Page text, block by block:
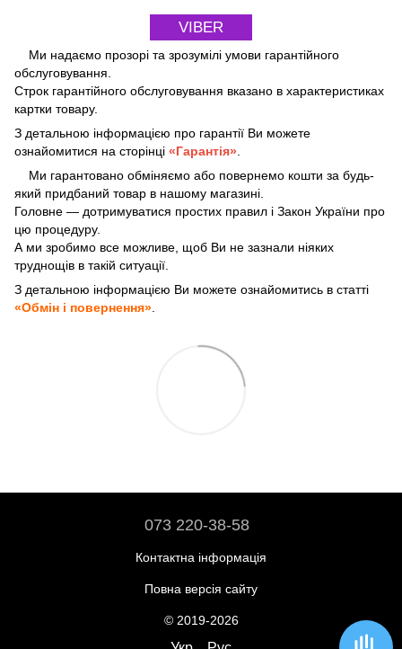
VIBER
Ми надаємо прозорі та зрозумілі умови гарантійного
обслуговування.
Строк гарантійного обслуговування вказано в характеристиках
картки товару.
З детальною інформацією про гарантії Ви можете
ознайомитися на сторінці «Гарантія»
Ми гарантовано обміняємо або повернемо кошти за будь-
який придбаний товар в нашому магазині.
Головне — дотримуватися простих правил і Закон України про
цю процедуру.
А ми зробимо все можливе, щоб Ви не зазнали ніяких
труднощів в такій ситуації.
З детальною інформацією Ви можете ознайомитись в статті
«Обмін і повернення»
073 220-38-58
Контактна інформація
Повна версія сайту
© 2019-2026